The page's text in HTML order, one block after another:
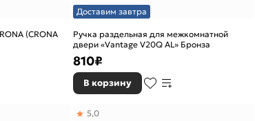
(CRONA
Доставим завтра
Ручка раздельная для межкомнатной
двери «Vantage V20Q AL» Бронза
810₽
В корзину
5,0